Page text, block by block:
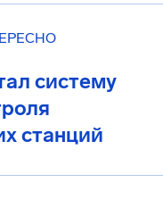
систему
станций